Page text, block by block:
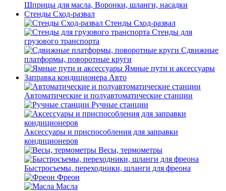
Шприцы для масла, Воронки, шланги, насадки
Стенды Сход-развал
Стенды Сход-развал
Стенды для
грузового транспорта
Сдвижные
платформы, поворотные круги
Ямные пути и аксессуары
Заправка кондиционера Авто
Автоматические и полуавтоматические станции
Ручные станции
Аксессуары и приспособления для заправки
кондиционеров
Весы, термометры
Быстросъемы, переходники, шланги для фреона
Фреон
Масла